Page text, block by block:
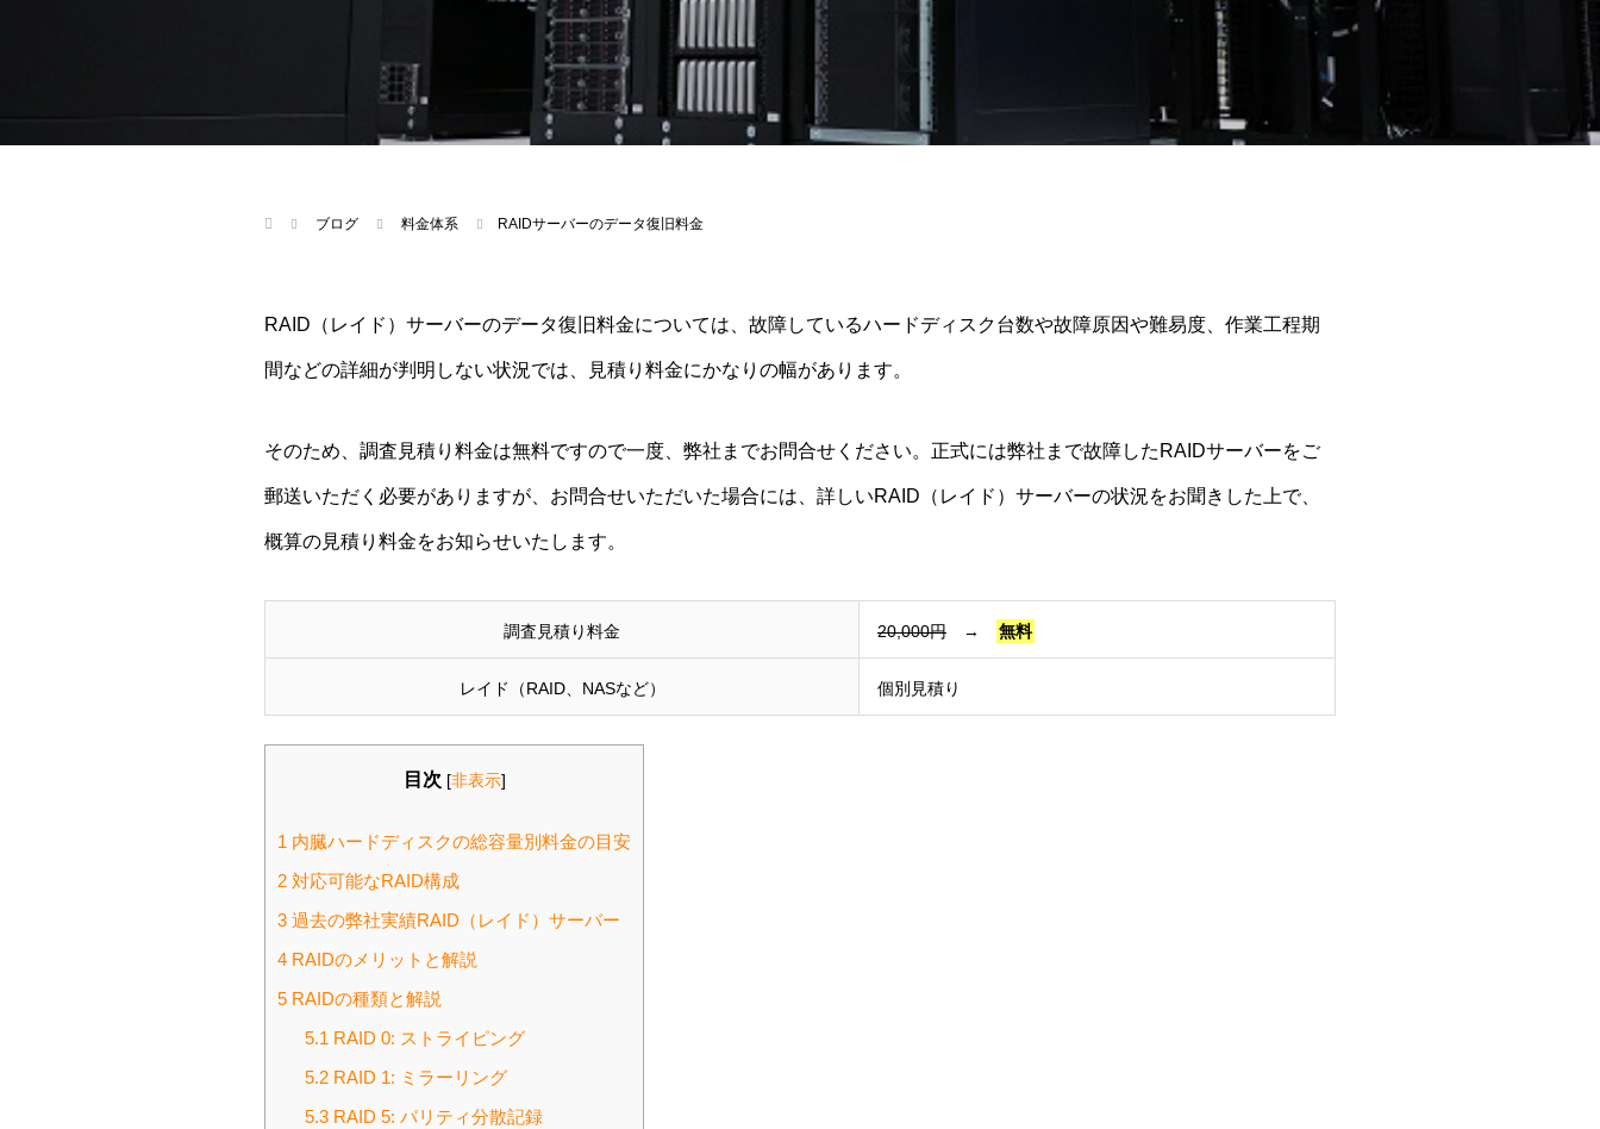
ブログ 料金体系 RAIDサーバーのデータ復旧料金
RAID（レイド）サーバーのデータ復旧料金については、故障しているハードディスク台数や故障原因や難易度、作業工程期
間などの詳細が判明しない状況では、見積り料金にかなりの幅があります。
そのため、調査見積り料金は無料ですので一度、弊社までお問合せください。正式には弊社まで故障したRAIDサーバーをご
郵送いただく必要がありますが、お問合せいただいた場合には、詳しいRAID（レイド）サーバーの状況をお聞きした上で、
概算の見積り料金をお知らせいたします。
調査見積り料金 20,000円 → 無料
レイド（RAID、NASなど） 個別見積り
目次 [非表示]
1 内臓ハードディスクの総容量別料金の目安
2 対応可能なRAID構成
3 過去の弊社実績RAID（レイド）サーバー
4 RAIDのメリットと解説
5 RAIDの種類と解説
5.1 RAID 0: ストライピング
5.2RAID 1: ミラーリング
5.3RAID 5: パリティ分散記録